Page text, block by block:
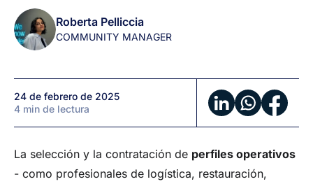
contratación
de
perfiles
primera
línea
Roberta Pelliccia
COMMUNITY MANAGER
24 de febrero de 2025
4 min de lectura
La selección y la contratación de perfiles operativos
- como profesionales de logística, restauración,